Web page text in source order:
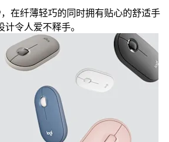
，在纤薄轻巧的同时拥有贴心的舒适手
令人爱不释手。